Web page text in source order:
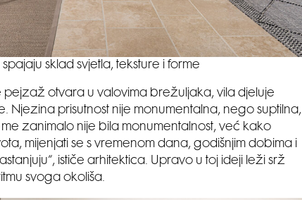
sklad svjetla, teksture i forme
pejzaž otvara u valovima brežuljaka, vila djeluje
Njezina prisutnost nije monumentalna, nego suptilna,
zanimalo nije bila monumentalnost, već kako
mijenjati se s vremenom dana, godišnjim dobima i
ističe arhitektica. Upravo u toj ideji leži srž
svoga okoliša.